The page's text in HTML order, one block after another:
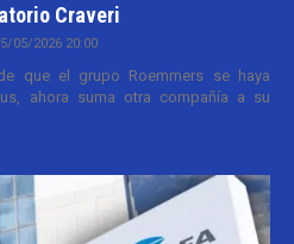
Craveri
05/2026 20:00
que el grupo Roemmers se haya
ahora suma otra compañía a su